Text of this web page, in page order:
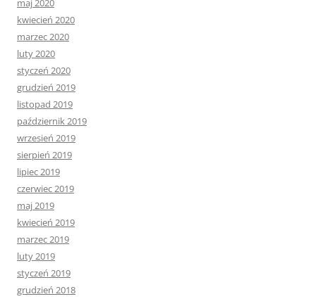
maj 2020
kwiecień 2020
marzec 2020
luty 2020
styczeń 2020
grudzień 2019
listopad 2019
październik 2019
wrzesień 2019
sierpień 2019
lipiec 2019
czerwiec 2019
maj 2019
kwiecień 2019
marzec 2019
luty 2019
styczeń 2019
grudzień 2018